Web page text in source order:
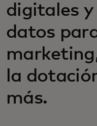
digitales
datos
la
más.